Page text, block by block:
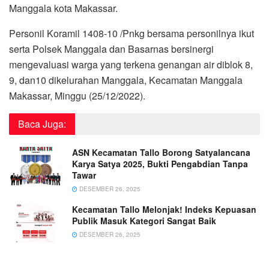
Manggala kota Makassar.
Personil Koramil 1408-10 /Pnkg bersama personilnya ikut
serta Polsek Manggala dan Basarnas bersinergi
mengevaluasi warga yang terkena genangan air diblok 8,
9, dan10 dikelurahan Manggala, Kecamatan Manggala
Makassar, Minggu (25/12/2022).
Baca Juga:
ASN Kecamatan Tallo Borong Satyalancana
Karya Satya 2025, Bukti Pengabdian Tanpa
Tawar
DESEMBER 26, 2025
Kecamatan Tallo Melonjak! Indeks Kepuasan
Publik Masuk Kategori Sangat Baik
DESEMBER 26, 2025